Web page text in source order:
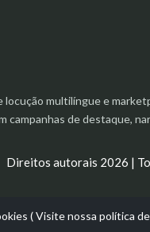
(Visite nossa política
multilíngue e
campanhas de destaque,
Direitos autorais 2026 |